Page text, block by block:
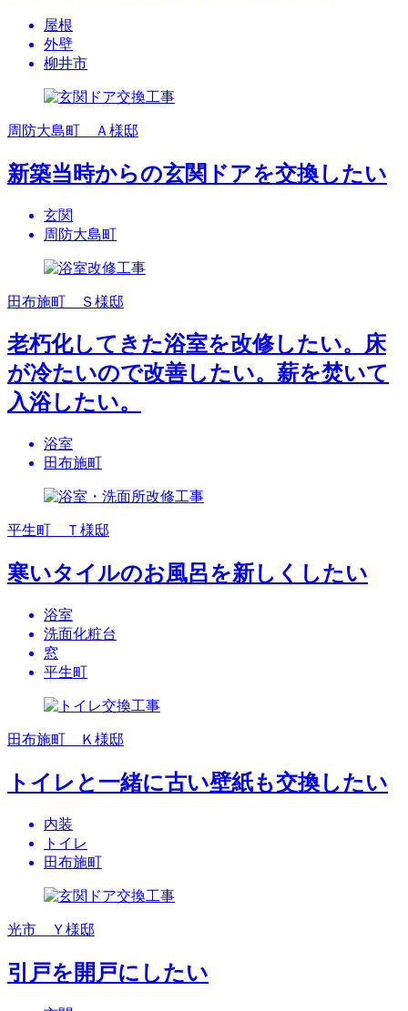
屋根
外壁
柳井市
周防大島町 Ａ様邸
新築当時からの玄関ドアを交換したい
玄関
周防大島町
田布施町 Ｓ様邸
老朽化してきた浴室を改修したい。床
が冷たいので改善したい。薪を焚いて
入浴したい。
浴室
田布施町
平生町 Ｔ様邸
寒いタイルのお風呂を新しくしたい
浴室
洗面化粧台
窓
平生町
田布施町 Ｋ様邸
トイレと一緒に古い壁紙も交換したい
内装
トイレ
田布施町
光市 Ｙ様邸
引戸を開戸にしたい